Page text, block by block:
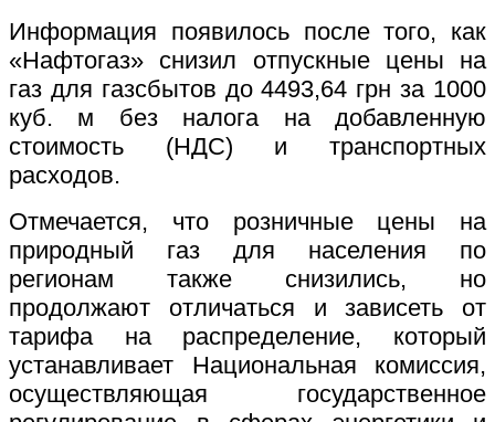
Информация появилось после того, как
«Нафтогаз» снизил отпускные цены на
газ для газсбытов до 4493,64 грн за 1000
куб. м без налога на добавленную
стоимость (НДС) и транспортных
расходов.
Отмечается, что розничные цены на
природный газ для населения по
регионам также снизились, но
продолжают отличаться и зависеть от
тарифа на распределение, который
устанавливает Национальная комиссия,
осуществляющая государственное